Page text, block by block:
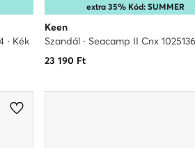
· Kék
extra 35% Kód: SUMMER
Keen
23 190Ft